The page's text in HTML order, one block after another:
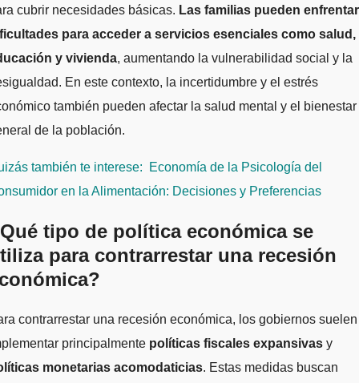
cubrir necesidades básicas. Las familias pueden enfrentar
para acceder a servicios esenciales como salud,
y vivienda, aumentando la vulnerabilidad social y la
En este contexto, la incertidumbre y el estrés
también pueden afectar la salud mental y el bienestar
de la población.
también te interese:
Economía de la Psicología del
en la Alimentación: Decisiones y Preferencias
tipo de política económica se
para contrarrestar una recesión
contrarrestar una recesión económica, los gobiernos suelen
principalmente políticas fiscales expansivas y
monetarias acomodaticias. Estas medidas buscan